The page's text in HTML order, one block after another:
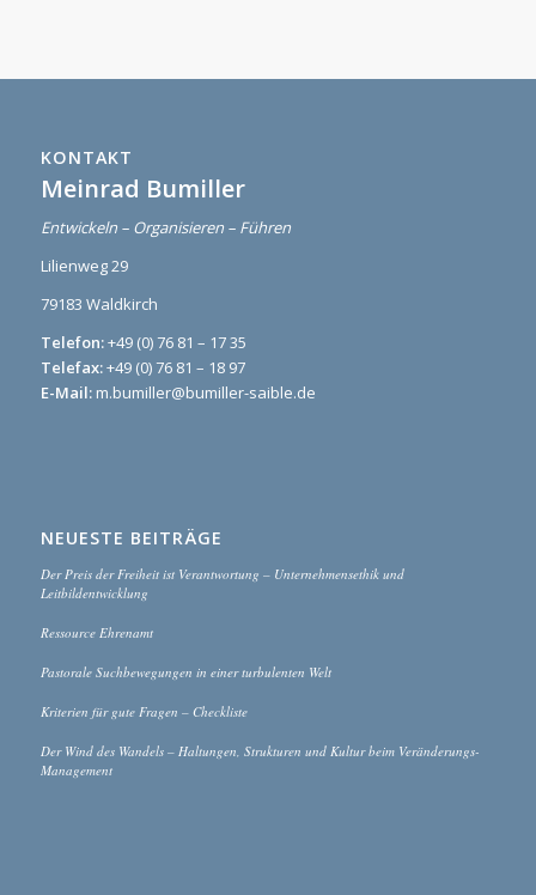
KONTAKT
Meinrad Bumiller
Entwickeln – Organisieren – Führen
Lilienweg 29
79183 Waldkirch
Telefon:+49 (0) 76 81 – 17 35
Telefax:+49 (0) 76 81 – 18 97
E-Mail: m.bumiller@bumiller-saible.de
NEUESTE BEITRÄGE
Der Preis der Freiheit ist Verantwortung – Unternehmensethik und
Leitbildentwicklung
Ressource Ehrenamt
Pastorale Suchbewegungen in einer turbulenten Welt
Kriterien für gute Fragen – Checkliste
Der Wind des Wandels – Haltungen, Strukturen und Kultur beim Veränderungs-
Management